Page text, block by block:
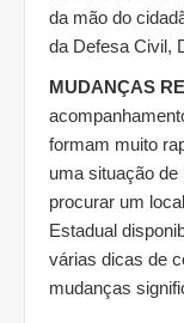
da mão do
da Defesa Civil,
MUDANÇAS
formam muito
uma situação
procurar um
Estadual
várias dicas de
mudanças